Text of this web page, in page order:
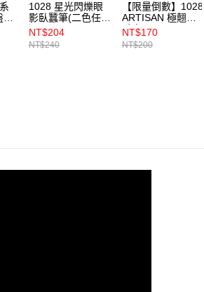
1028 星光閃爍眼
影臥蠶筆(二色任
選)
NT$204
NT$240
【限量倒數】1028
ARTISAN 極翹睫
毛夾
NT$170
NT$200